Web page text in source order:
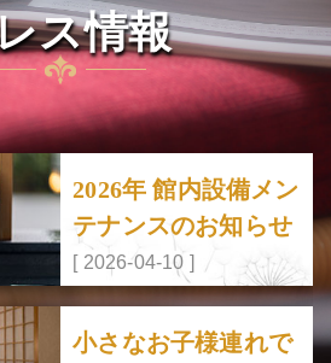
ス情報
2026年 館内設備メン
テナンスのお知らせ
[ 2026-04-10 ]
小さなお子様連れで